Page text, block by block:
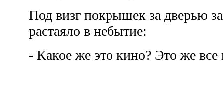
Под визг покрышек за дверью
растаяло в небытие:
- Какое же это кино? Это же